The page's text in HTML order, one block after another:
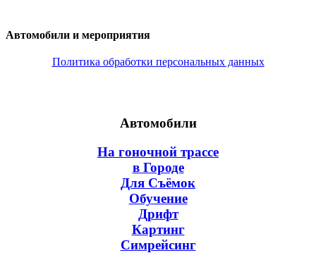
Автомобили и мероприятия
Политика обработки персональных данных
Автомобили
На гоночной трассе
в Городе
Для Съёмок
Обучение
Дрифт
Картинг
Симрейсинг